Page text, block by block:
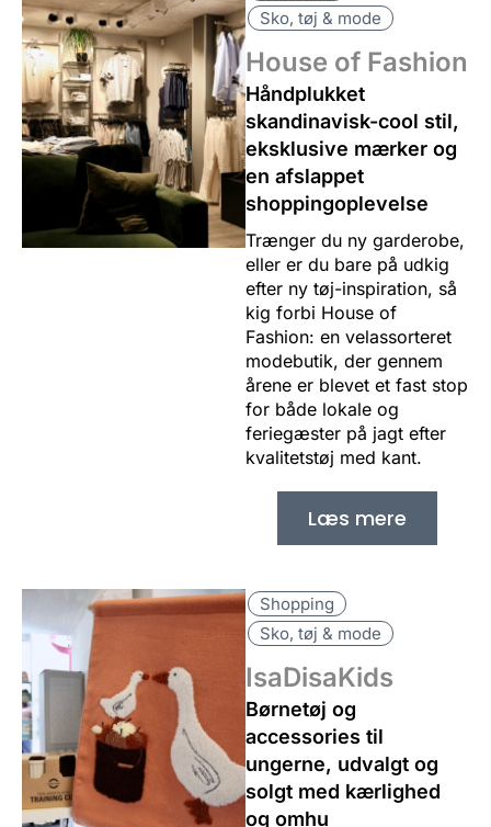
Sko, tøj & mode
House of Fashion
Håndplukket
skandinavisk-cool stil,
eksklusive mærker og
en afslappet
shoppingoplevelse
Trænger du ny garderobe,
eller er du bare på udkig
efter ny tøj-inspiration, så
kig forbi House of
Fashion: en velassorteret
modebutik, der gennem
årene er blevet et fast stop
for både lokale og
feriegæster på jagt efter
kvalitetstøj med kant.
Læs mere
Shopping
Sko, tøj & mode
IsaDisaKids
Børnetøj og
accessories til
ungerne, udvalgt og
solgt med kærlighed
og omhu